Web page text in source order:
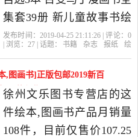
集套39册 新儿童故事书绘
本爆笑校园漫画书搞笑卡
的书三四五年级连环画课
外书籍是2019年畅读图书
专营店精选书籍,杂志,报纸
当中性价比很高的绘本,图
发布时间：2019-04-25 21:11:26 | 评论： 0
| 浏览： 27 | 话题： 书籍 杂志 报纸
绘
,图画书]正版包邮2019新百
件仅售107.25元
徐州文乐图书专营店的这
件绘本,图画书产品月销量
108件，目前仅售价107.25